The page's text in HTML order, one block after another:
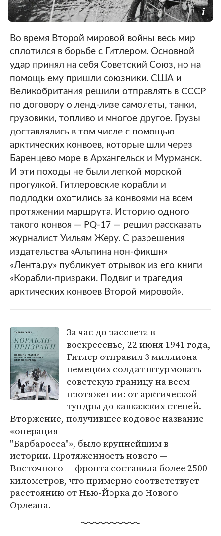
Во время Второй мировой войны весь мир
сплотился в борьбе с Гитлером. Основной
удар принял на себя Советский Союз, но на
помощь ему пришли союзники. США и
Великобритания решили отправлять в СССР
по договору о ленд-лизе самолеты, танки,
грузовики, топливо и многое другое. Грузы
доставлялись в том числе с помощью
арктических конвоев, которые шли через
Баренцево море в Архангельск и Мурманск.
И эти походы не были легкой морской
прогулкой. Гитлеровские корабли и
подлодки охотились за конвоями на всем
протяжении маршрута. Историю одного
такого конвоя — PQ-17 — решил рассказать
журналист Уильям Жеру. С разрешения
издательства «Альпина нон-фикшн»
«Лента.ру» публикует отрывок из его книги
«Корабли-призраки. Подвиг и трагедия
арктических конвоев Второй мировой».
За час до рассвета в
воскресенье, 22 июня 1941 года,
Гитлер отправил 3 миллиона
немецких солдат штурмовать
советскую границу на всем
протяжении: от арктической
тундры до кавказских степей.
Вторжение, получившее кодовое название
«операция
"Барбаросса"», было крупнейшим в
истории. Протяженность нового —
Восточного — фронта составила более 2500
километров, что примерно соответствует
расстоянию от Нью-Йорка до Нового
Орлеана.